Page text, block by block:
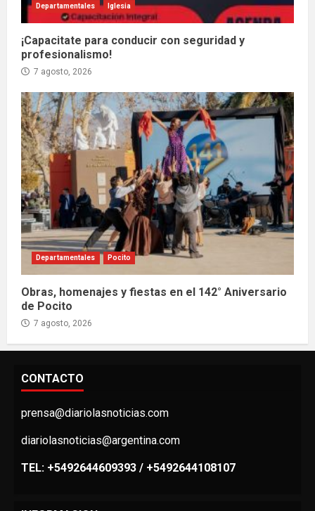
Departamentales Iglesia
¡Capacitate para conducir con seguridad y
profesionalismo!
7 agosto, 2026
Departamentales Pocito
Obras, homenajes y fiestas en el 142° Aniversario
de Pocito
7 agosto, 2026
CONTACTO
prensa@diariolasnoticias.com
diariolasnoticias@argentina.com
TEL: +5492644609393 / +5492644108107